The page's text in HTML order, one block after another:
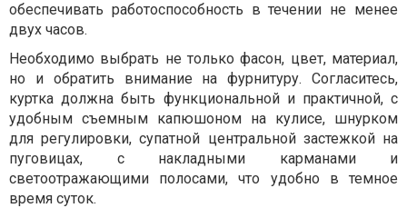
обеспечивать работоспособность в течении не менее
двух часов.
Необходимо выбрать не только фасон, цвет, материал,
но и обратить внимание на фурнитуру. Согласитесь,
куртка должна быть функциональной и практичной, с
удобным съемным капюшоном на кулисе, шнурком
для регулировки, супатной центральной застежкой на
пуговицах, с накладными карманами и
светоотражающими полосами, что удобно в темное
время суток.